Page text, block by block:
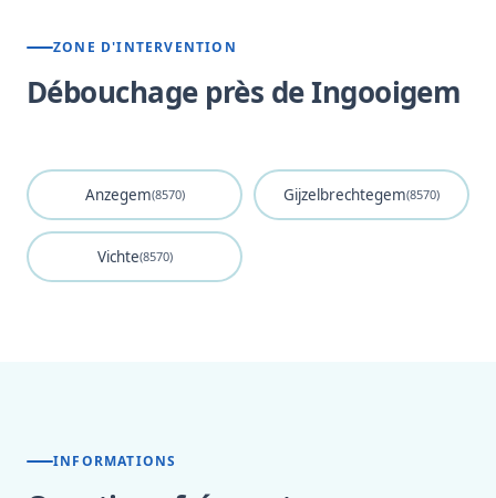
ZONE D'INTERVENTION
Débouchage près de Ingooigem
Anzegem(8570) Gijzelbrechtegem(8570)
Vichte(8570)
INFORMATIONS